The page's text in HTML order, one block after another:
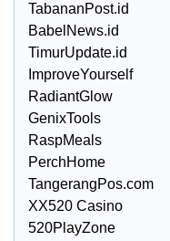
TabananPost.id
BabelNews.id
TimurUpdate.id
ImproveYourself
RadiantGlow
GenixTools
RaspMeals
PerchHome
TangerangPos.com
XX520 Casino
520PlayZone